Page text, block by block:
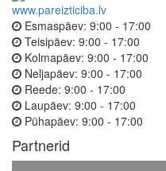
www.pareizticiba.lv
Esmaspäev: 9:00 - 17:00
Teisipäev: 9:00 - 17:00
Kolmapäev: 9:00 - 17:00
Neljapäev: 9:00 - 17:00
Reede: 9:00 - 17:00
Laupäev: 9:00 - 17:00
Pühapäev: 9:00 - 17:00
Partnerid